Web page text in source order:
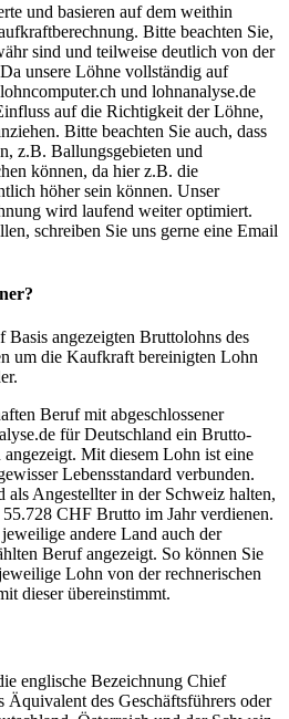
und basieren auf dem weithin
Bitte beachten Sie,
sind und teilweise deutlich von der
unsere Löhne vollständig auf
und lohnanalyse.de
auf die Richtigkeit der Löhne,
Bitte beachten Sie auch, dass
z.B. Ballungsgebieten und
können, da hier z.B. die
höher sein können. Unser
wird laufend weiter optimiert.
schreiben Sie uns gerne eine Email
Basis angezeigten Bruttolohns des
um die Kaufkraft bereinigten Lohn
Beruf mit abgeschlossener
für Deutschland ein Brutto-
Mit diesem Lohn ist eine
Lebensstandard verbunden.
als Angestellter in der Schweiz halten,
55.728 CHF Brutto im Jahr verdienen.
andere Land auch der
Beruf angezeigt. So können Sie
Lohn von der rechnerischen
dieser übereinstimmt.
englische Bezeichnung Chief
des Geschäftsführers oder